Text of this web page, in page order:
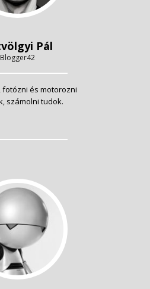
Pál
Blogger42
fotózni és motorozni
számolni tudok.